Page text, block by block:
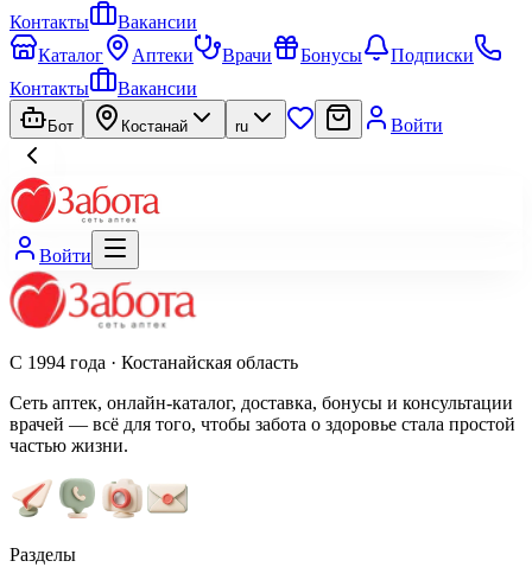
Контакты
Вакансии
Каталог
Аптеки Врачи Бонусы
Подписки
Контакты
Вакансии
Бот Костанай ru Войти
Войти
С 1994 года · Костанайская область
Сеть аптек, онлайн-каталог, доставка, бонусы и консультации
врачей — всё для того, чтобы забота о здоровье стала простой
частью жизни.
Разделы